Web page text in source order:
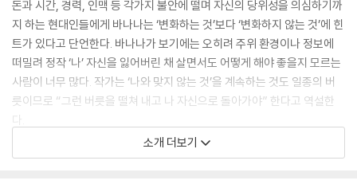
돈과 시간, 경력, 인맥 등 각가지 불안에 떨며 자신의 당위성을 의심하기까
지 하는 현대인들에게 바나나는 ‘변화하는 것’보다 ‘변화하지 않는 것’에 힌
트가 있다고 단언한다. 바나나가 보기에는 오히려 주위 환경이나 정보에
떠밀려 정작 ‘나’ 자신을 잃어버린 채 살면서도 어떻게 해야 좋을지 모르는
사람이 너무 많다. 작가는 ‘나와 맞지 않는 것’을 계속하는 것도 일종의 버
릇이므로 “그런 버릇을 떨쳐 내고 나 자신으로 돌아가야” 한다고 역설한
다.
예컨대 어린 시절 본연의 자신으로 돌아가는 것, 내키지 않는 제안을 아니
소개 더보기